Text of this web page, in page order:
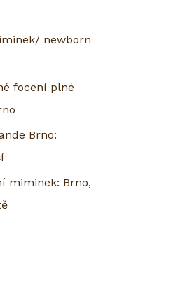
newborn
focení plné
Brno:
miminek: Brno,